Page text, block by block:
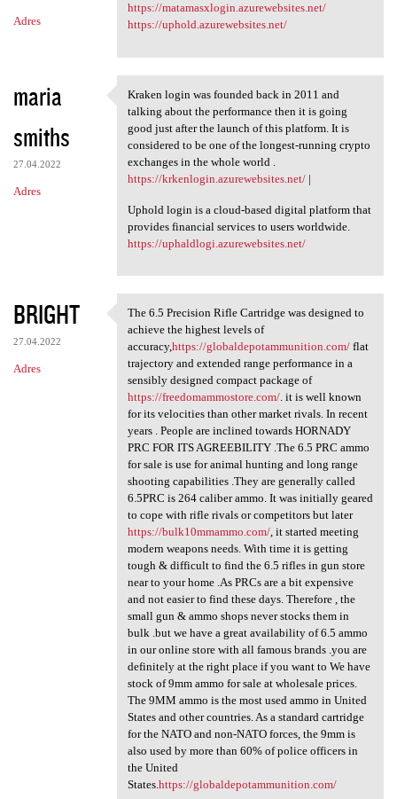
Adres
https://matamasxlogin.azurewebsites.net/
https://uphold.azurewebsites.net/
maria
smiths
27.04.2022
Adres
Kraken login was founded back
Kraken login was founded back in 2011 and
talking about the performance then it is going
good just after the launch of this platform. It is
considered to be one of the longest-running crypto
exchanges in the whole world .
https://krkenlogin.azurewebsites.net/|
Uphold login is a cloud-based digital platform that
provides financial services to users worldwide.
https://uphaldlogi.azurewebsites.net/
BRIGHT
27.04.2022
Adres
The 6.5 Precision Rifle
The 6.5 Precision Rifle Cartridge was designed to
achieve the highest levels of
accuracy,https://globaldepotammunition.com/flat
trajectory and extended range performance in a
sensibly designed compact package of
https://freedomammostore.com/. it is well known
for its velocities than other market rivals. In recent
years . People are inclined towards HORNADY
PRC FOR ITS AGREEBILITY .The 6.5 PRC ammo
for sale is use for animal hunting and long range
shooting capabilities .They are generally called
6.5PRC is 264 caliber ammo. It was initially geared
to cope with rifle rivals or competitors but later
https://bulk10mmammo.com/, it started meeting
modern weapons needs. With time it is getting
tough & difficult to find the 6.5 rifles in gun store
near to your home .As PRCs are a bit expensive
and not easier to find these days. Therefore , the
small gun & ammo shops never stocks them in
bulk .but we have a great availability of 6.5 ammo
in our online store with all famous brands .you are
definitely at the right place if you want to We have
stock of 9mm ammo for sale at wholesale prices.
The 9MM ammo is the most used ammo in United
States and other countries. As a standard cartridge
for the NATO and non-NATO forces, the 9mm is
also used by more than 60% of police officers in
the United
States.https://globaldepotammunition.com/